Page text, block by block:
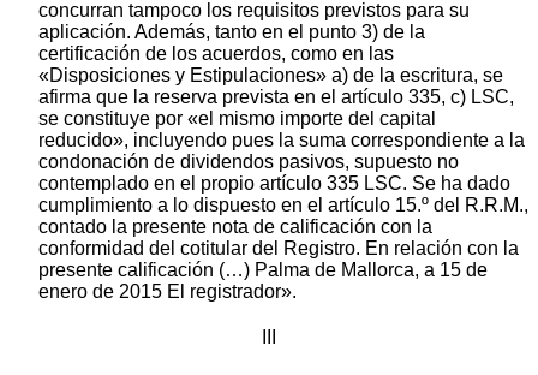
concurran tampoco los requisitos previstos para su
aplicación. Además, tanto en el punto 3) de la
certificación de los acuerdos, como en las
«Disposiciones y Estipulaciones» a) de la escritura, se
afirma que la reserva prevista en el artículo 335, c) LSC,
se constituye por «el mismo importe del capital
reducido», incluyendo pues la suma correspondiente a la
condonación de dividendos pasivos, supuesto no
contemplado en el propio artículo 335 LSC. Se ha dado
cumplimiento a lo dispuesto en el artículo 15.º del R.R.M.,
contado la presente nota de calificación con la
conformidad del cotitular del Registro. En relación con la
presente calificación (…) Palma de Mallorca, a 15 de
enero de 2015 El registrador».